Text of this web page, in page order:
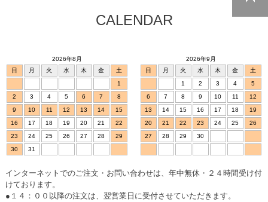
CALENDAR
2026年8月
日
月 火 水 木 金
土
1
2
3 4 5 6 7
8
9
10 11 12 13 14
15
16
17 18 19 20 21
22
23
24 25 26 27 28
29
30
31
2026年9月
日
月 火 水 木 金
土
1
2 3 4
5
6
7 8 9 10 11
12
13
14 15 16 17 18
19
20
21 22 23 24 25
26
27
28 29 30
インターネットでのご注文・お問い合わせは、年中無休・２４時間受け付
けております。
●１４：００以降の注文は、翌営業日に受付させていただきます。